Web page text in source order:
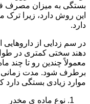
بستگی به میزان مصرف
این روش دارد، زیرا ترک
دارد.
در سم زدایی از
دهند سختی کمتری در طول
معمولاً چندین رو تا چند
برطرف شود. مدت زمانی
موارد زیادی بستگی دارد
نوع ماده ی مخدر